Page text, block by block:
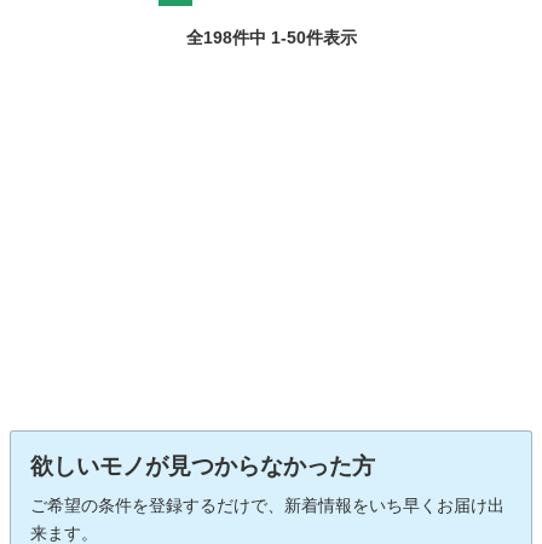
全198件中 1-50件表示
欲しいモノが見つからなかった方
ご希望の条件を登録するだけで、新着情報をいち早くお届け出
来ます。